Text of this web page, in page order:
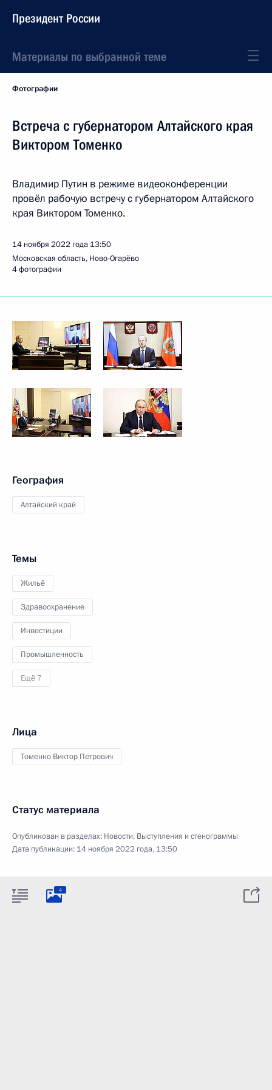
Президент России
Материалы по выбранной теме
Фотографии
Встреча с губернатором Алтайского края
Виктором Томенко
Владимир Путин в режиме видеоконференции
провёл рабочую встречу с губернатором Алтайского
края Виктором Томенко.
14 ноября 2022 года 13:50
Московская область, Ново-Огарёво
4 фотографии
География
Алтайский край
Темы
Жильё
Здравоохранение
Инвестиции
Промышленность
Ещё 7
Лица
Томенко Виктор Петрович
Статус материала
Опубликован в разделах: Новости, Выступления и стенограммы
Дата публикации: 14 ноября 2022 года, 13:50
4